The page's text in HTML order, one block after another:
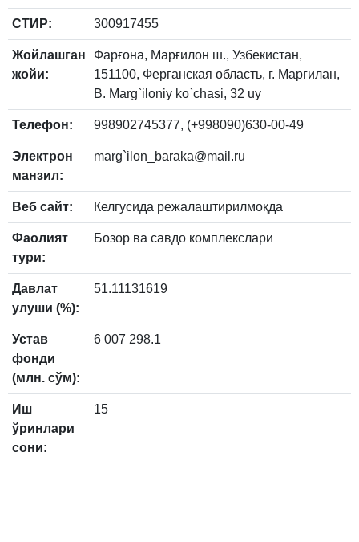
СТИР: 300917455
Жойлашган
жойи:
Фарғона, Марғилон ш., Узбекистан,
151100, Ферганская область, г. Маргилан,
B. Marg`iloniy ko`chasi, 32 uy
Телефон: 998902745377, (+998090)630-00-49
Электрон
манзил:
marg`ilon_baraka@mail.ru
Веб сайт: Келгусида режалаштирилмоқда
Фаолият
тури:
Бозор ва савдо комплекслари
Давлат
улуши (%):
51.11131619
Устав
фонди
(млн. сўм):
6 007 298.1
Иш
ўринлари
сони:
15